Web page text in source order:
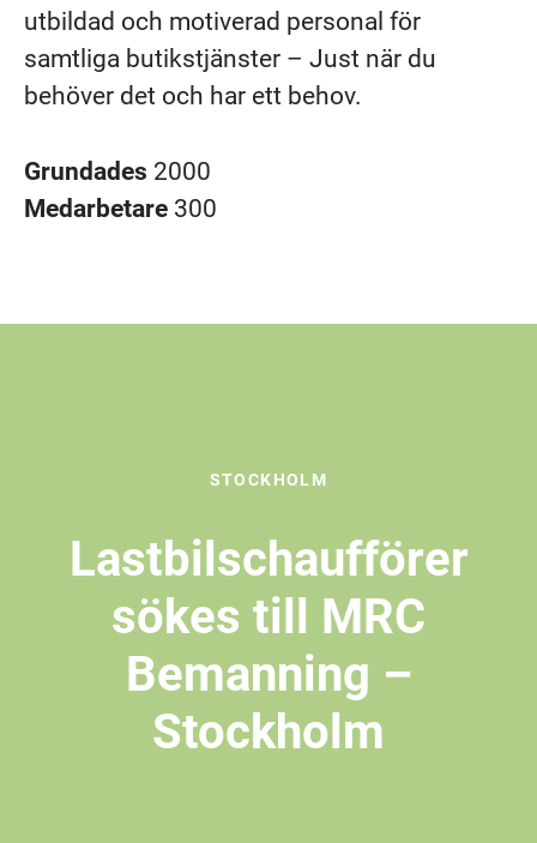
utbildad och motiverad personal för
samtliga butikstjänster – Just när du
behöver det och har ett behov.
Grundades 2000
Medarbetare 300
STOCKHOLM
Lastbilschaufförer
sökes till MRC
Bemanning –
Stockholm